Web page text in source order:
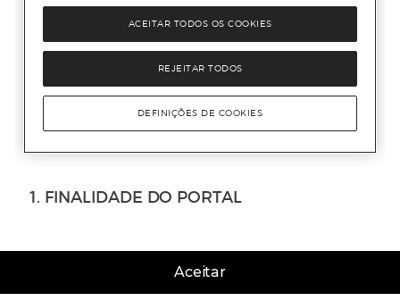
Aceitar